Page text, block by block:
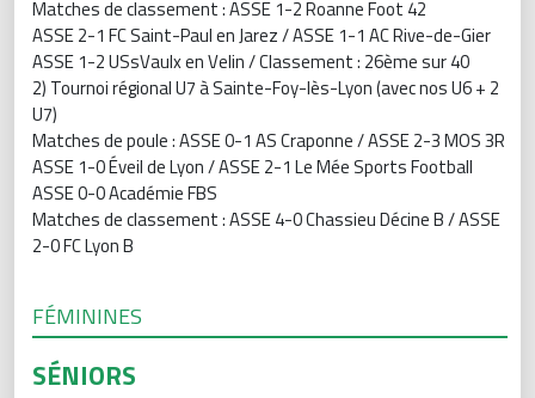
Matches de classement : ASSE 1-2 Roanne Foot 42
ASSE 2-1 FC Saint-Paul en Jarez / ASSE 1-1 AC Rive-de-Gier
ASSE 1-2 USsVaulx en Velin / Classement : 26ème sur 40
2) Tournoi régional U7 à Sainte-Foy-lès-Lyon (avec nos U6 + 2
U7)
Matches de poule : ASSE 0-1 AS Craponne / ASSE 2-3 MOS 3R
ASSE 1-0 Éveil de Lyon / ASSE 2-1 Le Mée Sports Football
ASSE 0-0 Académie FBS
Matches de classement : ASSE 4-0 Chassieu Décine B / ASSE
2-0 FC Lyon B
FÉMININES
SÉNIORS